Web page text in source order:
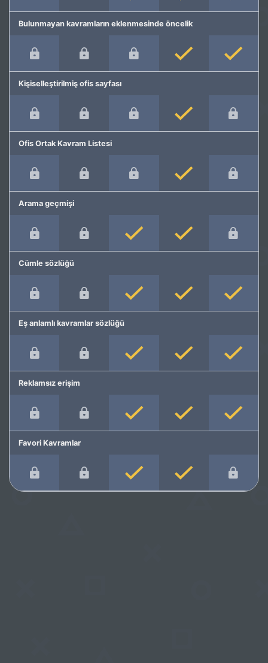
Bulunmayan kavramların eklenmesinde öncelik
Kişiselleştirilmiş ofis sayfası
Ofis Ortak Kavram Listesi
Arama geçmişi
Cümle sözlüğü
Eş anlamlı kavramlar sözlüğü
Reklamsız erişim
Favori Kavramlar